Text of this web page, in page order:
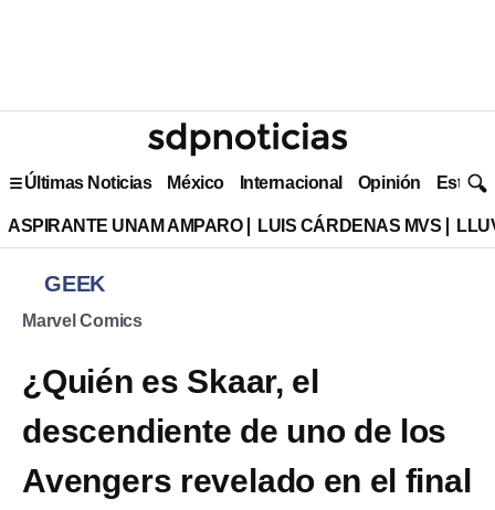
Últimas Noticias México Internacional Opinión Estilo
ASPIRANTE UNAM AMPARO LUIS CÁRDENAS MVS
GEEK
Marvel Comics
¿Quién es Skaar, el
descendiente de uno de los
Avengers revelado en el final